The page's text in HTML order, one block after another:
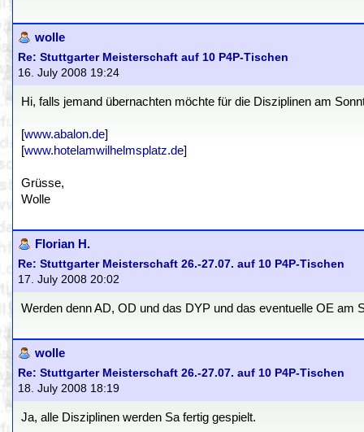
wolle
Re: Stuttgarter Meisterschaft auf 10 P4P-Tischen
16. July 2008 19:24
Hi, falls jemand übernachten möchte für die Disziplinen am
[www.abalon.de]
[www.hotelamwilhelmsplatz.de]
Grüsse,
Wolle
Florian H.
Re: Stuttgarter Meisterschaft 26.-27.07. auf 10 P4P-Tischen
17. July 2008 20:02
Werden denn AD, OD und das DYP und das eventuelle OE am
wolle
Re: Stuttgarter Meisterschaft 26.-27.07. auf 10 P4P-Tischen
18. July 2008 18:19
Ja, alle Disziplinen werden Sa fertig gespielt.